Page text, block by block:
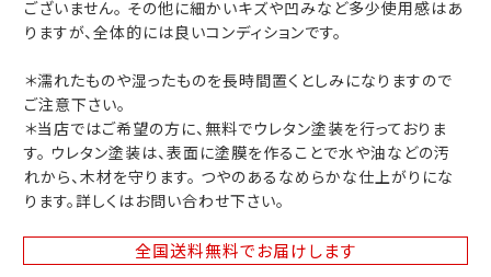
ございません。 その他に細かいキズや凹みなど多少使用感はあ
りますが、全体的には良いコンディションです。
＊濡れたものや湿ったものを長時間置くとしみになりますので
ご注意下さい。
＊当店ではご希望の方に、無料でウレタン塗装を行っておりま
す。 ウレタン塗装は、表面に塗膜を作ることで水や油などの汚
れから、木材を守ります。 つやのあるなめらかな仕上がりにな
ります。詳しくはお問い合わせ下さい。
全国送料無料でお届けします